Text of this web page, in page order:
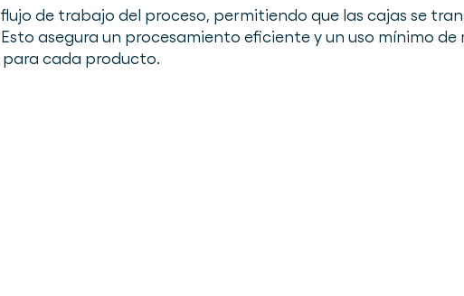
de trabajo del proceso, permitiendo que las cajas se
asegura un procesamiento eficiente y un uso mínimo de
para cada producto.